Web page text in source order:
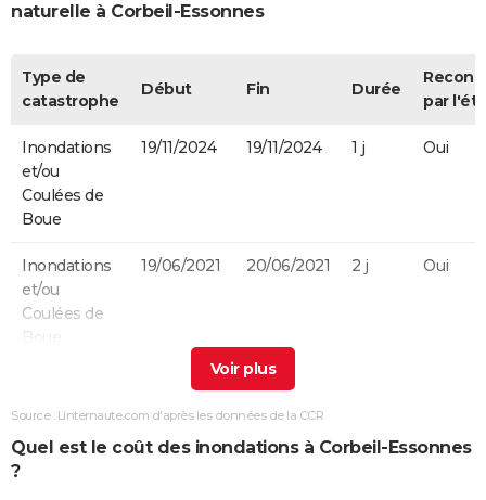
naturelle à Corbeil-Essonnes
Type de
catastrophe
Début Fin Durée
par
Inondations
et/ou
Coulées de
Boue
19/11/2024 19/11/2024 1 j Oui
Inondations
et/ou
Coulées de
Boue
19/06/2021 20/06/2021 2 j Oui
et/ou
Boue
15/01/2018 05/02/2018
Source : Linternaute.com d'après les données de la CCR
Quel est le coût des inondations à Corbeil-Essonnes
?